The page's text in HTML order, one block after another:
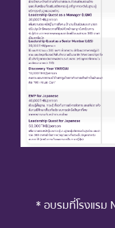
* อบรมที่โรงแรม